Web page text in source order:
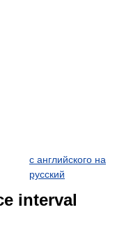
с английского на
русский
interval